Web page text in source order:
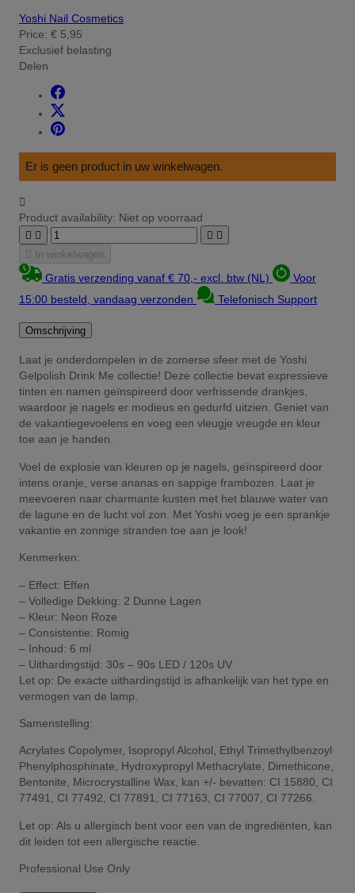
Yoshi Nail Cosmetics
Price: € 5,95
Exclusief belasting
Delen
Er is geen product in uw winkelwagen.

Product availability: Niet op voorraad
   
In winkelwagen
Gratis verzending vanaf € 70,- excl. btw (NL)
Voor
15:00 besteld, vandaag verzonden
Telefonisch Support
Omschrijving
Laat je onderdompelen in de zomerse sfeer met de Yoshi
Gelpolish Drink Me collectie! Deze collectie bevat expressieve
tinten en namen geïnspireerd door verfrissende drankjes,
waardoor je nagels er modieus en gedurfd uitzien. Geniet van
de vakantiegevoelens en voeg een vleugje vreugde en kleur
toe aan je handen.
Voel de explosie van kleuren op je nagels, geïnspireerd door
intens oranje, verse ananas en sappige frambozen. Laat je
meevoeren naar charmante kusten met het blauwe water van
de lagune en de lucht vol zon. Met Yoshi voeg je een sprankje
vakantie en zonnige stranden toe aan je look!
Kenmerken:
– Effect: Effen
– Volledige Dekking: 2 Dunne Lagen
– Kleur: Neon Roze
– Consistentie: Romig
– Inhoud: 6 ml
– Uithardingstijd: 30s – 90s LED / 120s UV
Let op: De exacte uithardingstijd is afhankelijk van het type en
vermogen van de lamp.
Samenstelling:
Acrylates Copolymer, Isopropyl Alcohol, Ethyl Trimethylbenzoyl
Phenylphosphinate, Hydroxypropyl Methacrylate, Dimethicone,
Bentonite, Microcrystalline Wax, kan +/- bevatten: CI 15880, CI
77491, CI 77492, CI 77891, CI 77163, CI 77007, CI 77266.
Let op: Als u allergisch bent voor een van de ingrediënten, kan
dit leiden tot een allergische reactie.
Professional Use Only